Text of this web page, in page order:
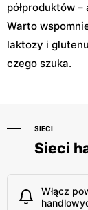
półproduktów
Warto
laktozy i
czego szuka.
SIECI
Sieci
Włącz